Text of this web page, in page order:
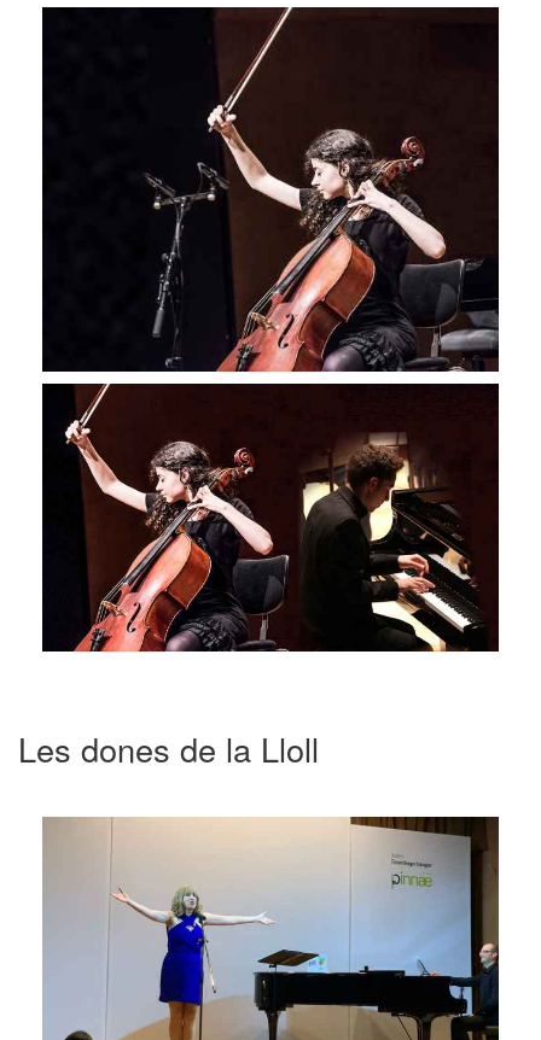
Les dones de la Lloll